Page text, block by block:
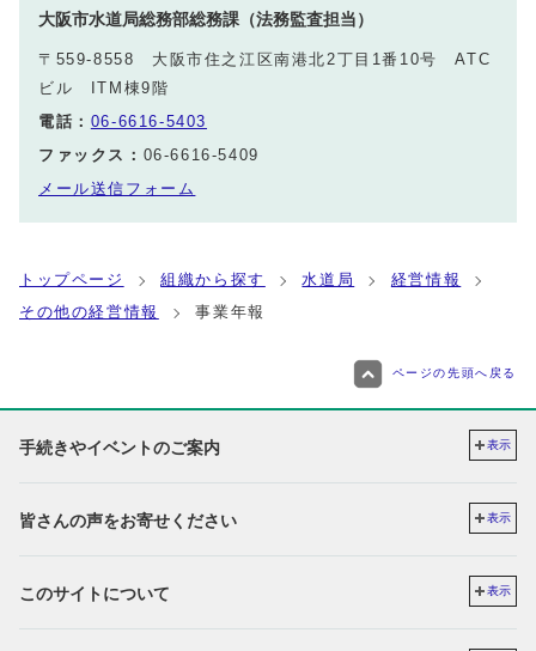
大阪市水道局総務部総務課（法務監査担当）
〒559-8558 大阪市住之江区南港北2丁目1番10号 ATC
ビル ITM棟9階
電話： 06-6616-5403
ファックス： 06-6616-5409
メール送信フォーム
トップページ 組織から探す 水道局
経営情報
その他の経営情報
事業年報
ページの先頭へ戻る
手続きやイベントのご案内 表示
皆さんの声をお寄せください 表示
このサイトについて 表示